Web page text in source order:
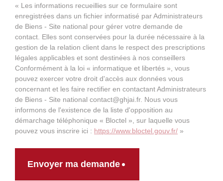
« Les informations recueillies sur ce formulaire sont
enregistrées dans un fichier informatisé par Administrateurs
de Biens - Site national pour gérer votre demande de
contact. Elles sont conservées pour la durée nécessaire à la
gestion de la relation client dans le respect des prescriptions
légales applicables et sont destinées à nos conseillers
Conformément à la loi « informatique et libertés », vous
pouvez exercer votre droit d'accès aux données vous
concernant et les faire rectifier en contactant Administrateurs
de Biens - Site national contact@ghjai.fr. Nous vous
informons de l'existence de la liste d'opposition au
démarchage téléphonique « Bloctel », sur laquelle vous
pouvez vous inscrire ici : https://www.bloctel.gouv.fr/ »
Envoyer ma demande